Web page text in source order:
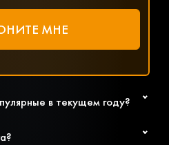
в текущем году?